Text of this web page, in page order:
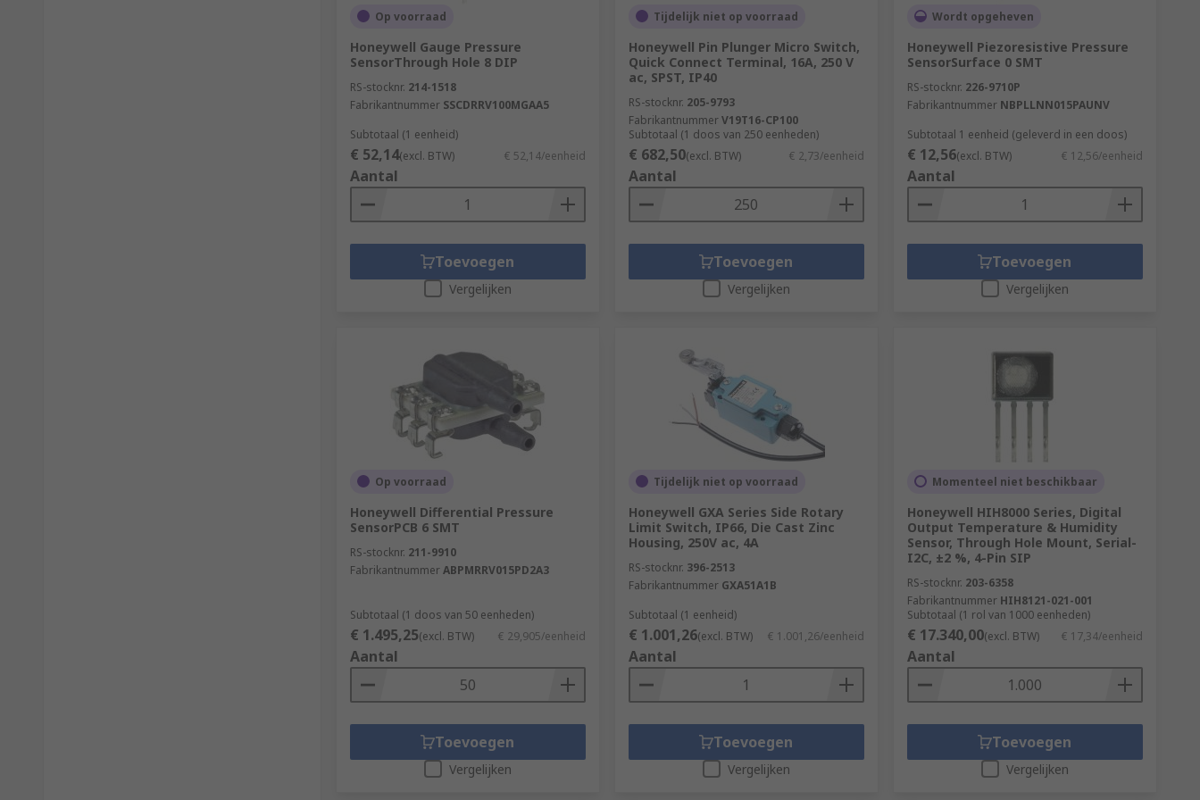
Op voorraad
Honeywell Gauge Pressure
SensorThrough Hole 8 DIP
RS-stocknr. 214-1518
Fabrikantnummer SSCDRRV100MGAA5
Subtotaal (1 eenheid)
€ 52,14(excl. BTW) € 52,14/eenheid
Aantal
Toevoegen
Vergelijken
Tijdelijk niet op voorraad
Honeywell Pin Plunger Micro Switch,
Quick Connect Terminal, 16A, 250 V
ac, SPST, IP40
RS-stocknr. 205-9793
FabrikantnummerV19T16-CP100
Subtotaal (1 doos van 250 eenheden)
€ 682,50(excl. BTW) € 2,73/eenheid
Aantal
Toevoegen
Vergelijken
Wordt opgeheven
Honeywell Piezoresistive Pressure
SensorSurface 0 SMT
RS-stocknr. 226-9710P
Fabrikantnummer NBPLLNN015PAUNV
Subtotaal 1 eenheid (geleverd in een doos)
€ 12,56(excl. BTW) € 12,56/eenheid
Aantal
Toevoegen
Vergelijken
Op voorraad
Honeywell Differential Pressure
SensorPCB 6 SMT
RS-stocknr. 211-9910
FabrikantnummerABPMRRV015PD2A3
Subtotaal (1 doos van 50 eenheden)
€ 1.495,25(excl. BTW) € 29,905/eenheid
Aantal
Toevoegen
Vergelijken
Tijdelijk niet op voorraad
Honeywell GXA Series Side Rotary
Limit Switch, IP66, Die Cast Zinc
Housing, 250V ac, 4A
RS-stocknr. 396-2513
Fabrikantnummer GXA51A1B
Subtotaal (1 eenheid)
€ 1.001,26(excl. BTW) € 1.001,26/eenheid
Aantal
Toevoegen
Vergelijken
Momenteel niet beschikbaar
Honeywell HIH8000 Series, Digital
Output Temperature & Humidity
Sensor, Through Hole Mount, Serial-
I2C, ±2 %, 4-Pin SIP
RS-stocknr. 203-6358
Fabrikantnummer HIH8121-021-001
Subtotaal (1 rol van 1000 eenheden)
€ 17.340,00(excl. BTW) € 17,34/eenheid
Aantal
Toevoegen
Vergelijken